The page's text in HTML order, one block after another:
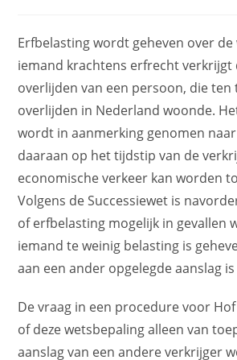
Erfbelasting wordt geheven over
iemand krachtens erfrecht
overlijden van een persoon, die ten
overlijden in Nederland woonde.
wordt in aanmerking genomen
daaraan op het tijdstip van de
economische verkeer kan worden
Volgens de Successiewet is
of erfbelasting mogelijk in gevallen
iemand te weinig belasting is
aan een ander opgelegde aanslag
De vraag in een procedure voor
of deze wetsbepaling alleen van
aanslag van een andere verkrijger